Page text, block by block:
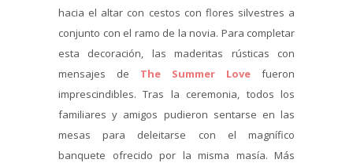
hacia el altar con cestos con flores silvestres a
conjunto con el ramo de la novia. Para completar
esta decoración, las maderitas rústicas con
mensajes de The Summer Love fueron
imprescindibles. Tras la ceremonia, todos los
familiares y amigos pudieron sentarse en las
mesas para deleitarse con el magnífico
banquete ofrecido por la misma masía. Más